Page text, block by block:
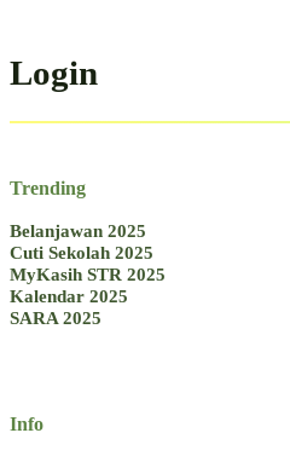
Login
Trending
Belanjawan 2025
Cuti Sekolah 2025
MyKasih STR 2025
Kalendar 2025
SARA 2025
Info